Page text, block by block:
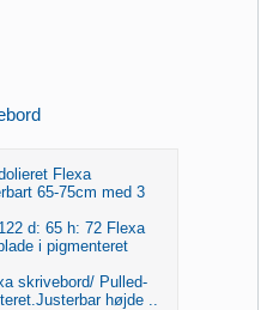
Flexa
65-75cm med 3
d: 65 h: 72 Flexa
i pigmenteret
skrivebord/ Pulled-
højde ..